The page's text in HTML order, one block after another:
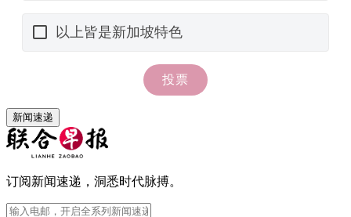
新闻速递
订阅新闻速递，洞悉时代脉搏。